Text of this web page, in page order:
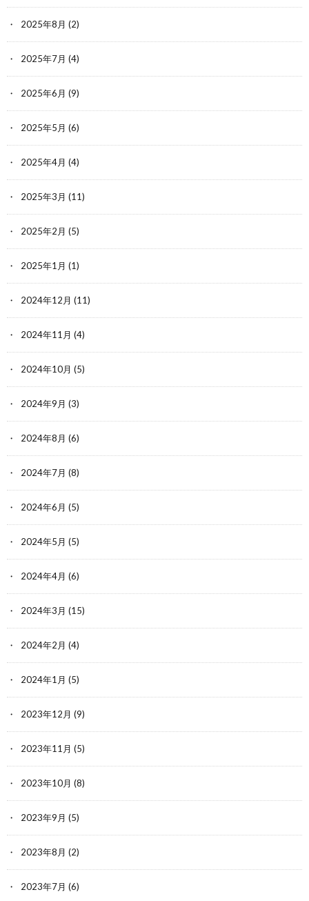
2025年8月 (2)
2025年7月 (4)
2025年6月 (9)
2025年5月 (6)
2025年4月 (4)
2025年3月 (11)
2025年2月 (5)
2025年1月 (1)
2024年12月 (11)
2024年11月 (4)
2024年10月 (5)
2024年9月 (3)
2024年8月 (6)
2024年7月 (8)
2024年6月 (5)
2024年5月 (5)
2024年4月 (6)
2024年3月 (15)
2024年2月 (4)
2024年1月 (5)
2023年12月 (9)
2023年11月 (5)
2023年10月 (8)
2023年9月 (5)
2023年8月 (2)
2023年7月 (6)